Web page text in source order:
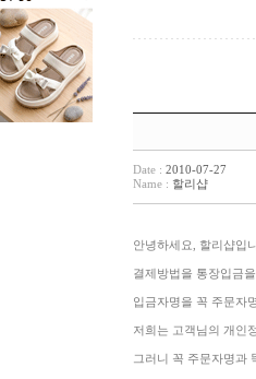
Date : 2010-07-27
Name : 할리샵
안녕하세요, 할리샵입
결제방법을 통장입금
입금자명을 꼭 주문자
저희는 고객님의 개인
그러니 꼭 주문자명과